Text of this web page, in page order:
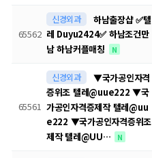
65562
신경외과
하남출장샵 ✅텔
레 Duyu2424✅ 하남조건만
남 하남커플매칭
N
65561
신경외과
▼국가공인자격
증위조 텔레@uue222 ▼국
가공인자격증제작 텔레@uu
e222 ▼국가공인자격증위조
제작 텔레@UU…
N